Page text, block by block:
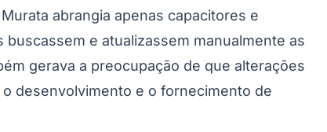
abrangia apenas capacitores e
e atualizassem manualmente as
gerava a preocupação de que alterações
desenvolvimento e o fornecimento de